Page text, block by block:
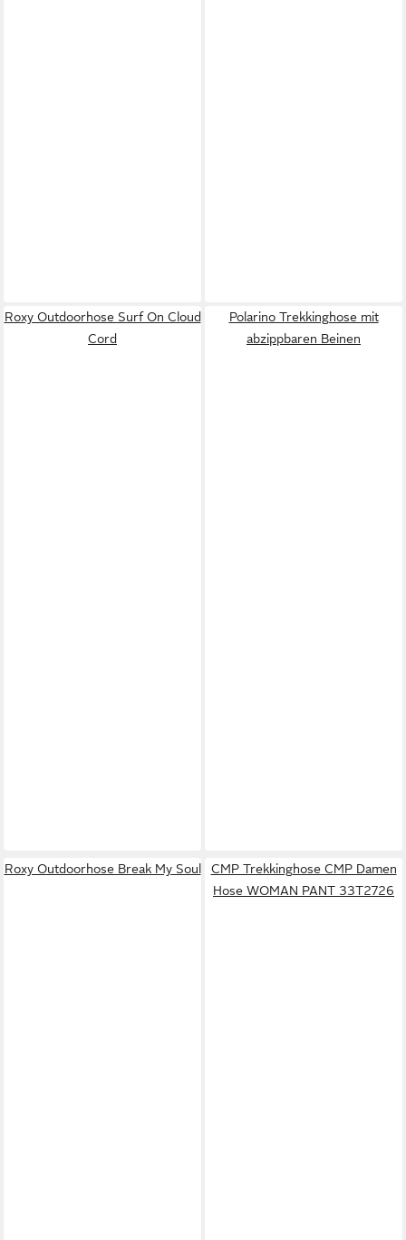
Roxy Outdoorhose Surf On Cloud
Cord
Polarino Trekkinghose mit
abzippbaren Beinen
Roxy Outdoorhose Break My Soul
CMP Trekkinghose CMP Damen
Hose WOMAN PANT 33T2726